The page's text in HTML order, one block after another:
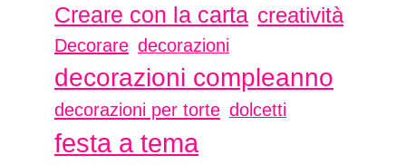
Creare con la carta creatività
Decorare decorazioni
decorazioni compleanno
decorazioni per torte dolcetti
festa a tema